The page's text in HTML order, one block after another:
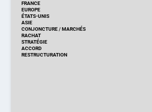
FRANCE
EUROPE
ÉTATS-UNIS
ASIE
CONJONCTURE/ MARCHÉS
RACHAT
STRATÉGIE
ACCORD
RESTRUCTURATION